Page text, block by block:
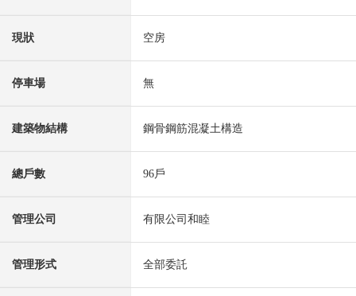
現狀 空房
停車場 無
建築物結構 鋼骨鋼筋混凝土構造
總戶數 96戶
管理公司 有限公司和睦
管理形式 全部委託